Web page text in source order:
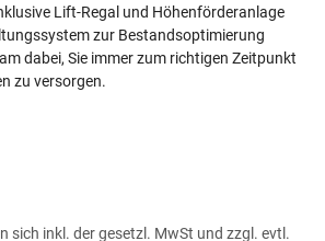
Lift-Regal und Höhenförderanlage
zur Bestandsoptimierung
dabei, Sie immer zum richtigen Zeitpunkt
zu versorgen.
sich inkl. der gesetzl. MwSt und zzgl. evtl.